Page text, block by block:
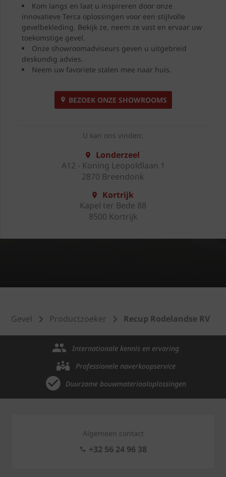
Kom langs en laat u inspireren door onze
innovatieve Terca oplossingen voor een stijlvolle
gevelbekleding. Bekijk ze, neem ze vast en ervaar uw
toekomstige gevel.
Onze showroomadviseurs geven u uitgebreid
deskundig advies.
Neem uw favoriete stalen mee naar huis.
BEZOEK ONZE SHOWROOMS
U kan ons vinden:
Londerzeel
A12 - Koning Leopoldlaan 1
2870 Breendonk
Kortrijk
Kapel ter Bede 88
8500 Kortrijk
Gevel Productzoeker Recup Rodelandse RV
Internationale kennis en ervaring
Professionele naverkoopservice
Duurzame bouwmateriaaloplossingen
Algemeen contact
+32 56 24 96 38